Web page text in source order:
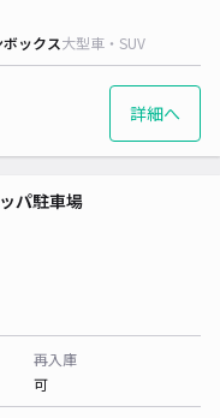
ボックス大型車・SUV
詳細へ
パ駐車場
再入庫
可